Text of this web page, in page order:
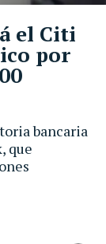
bancaria
que
el Citi
por